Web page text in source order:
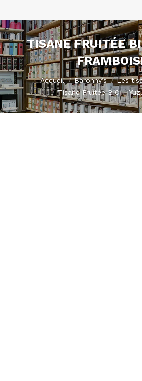
TISANE FRUITÉE
Vous êtes ici :
Accueil Baronny’s
Les
Tisane Fruitée BIO –